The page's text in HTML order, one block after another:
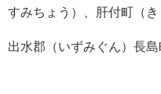
すみちょう）、肝付町（き
出水郡（いずみぐん）長島